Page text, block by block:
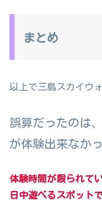
まとめ
以上で三島スカイウ
誤算だったのは
が体験出来なか
体験時間が限られて
日中遊べるスポットで